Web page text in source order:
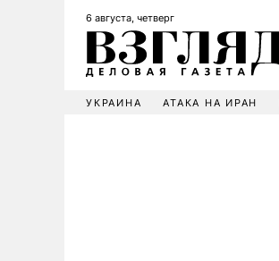
6 августа, четверг
УКРАИНА АТАКА НА ИРАН